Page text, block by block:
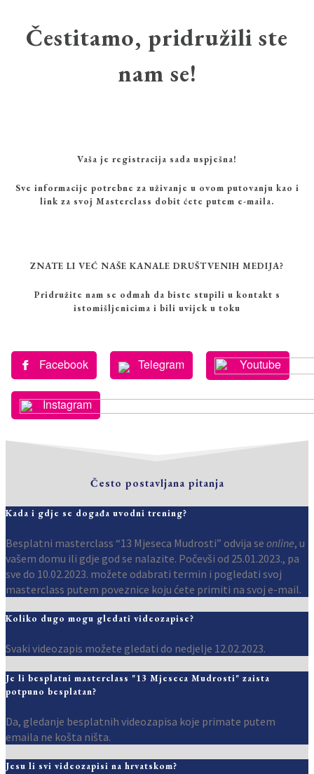
Čestitamo, pridružili ste
nam se!
Vaša je registracija sada uspješna!
Sve informacije potrebne za uživanje u ovom putovanju kao i
link za svoj Masterclass dobit ćete putem e-maila.
ZNATE LI VEĆ NAŠE KANALE DRUŠTVENIH MEDIJA?​
Pridružite nam se odmah da biste stupili u kontakt s
istomišljenicima i bili uvijek u toku
Facebook Telegram Youtube
Instagram
Često postavljana pitanja
Kada i gdje se događa uvodni trening?
Besplatni masterclass “13 Mjeseca Mudrosti” odvija se online, u
vašem domu ili gdje god se nalazite. Počevši od 25.01.2023., pa
sve do 10.02.2023. možete odabrati termin i pogledati svoj
masterclass putem poveznice koju ćete primiti na svoj e-mail.
Koliko dugo mogu gledati videozapise?
Svaki videozapis možete gledati do nedjelje 12.02.2023.
Je li besplatni masterclass "13 Mjeseca Mudrosti" zaista
potpuno besplatan?
Da, gledanje besplatnih videozapisa koje primate putem
emaila ne košta ništa.
Jesu li svi videozapisi na hrvatskom?